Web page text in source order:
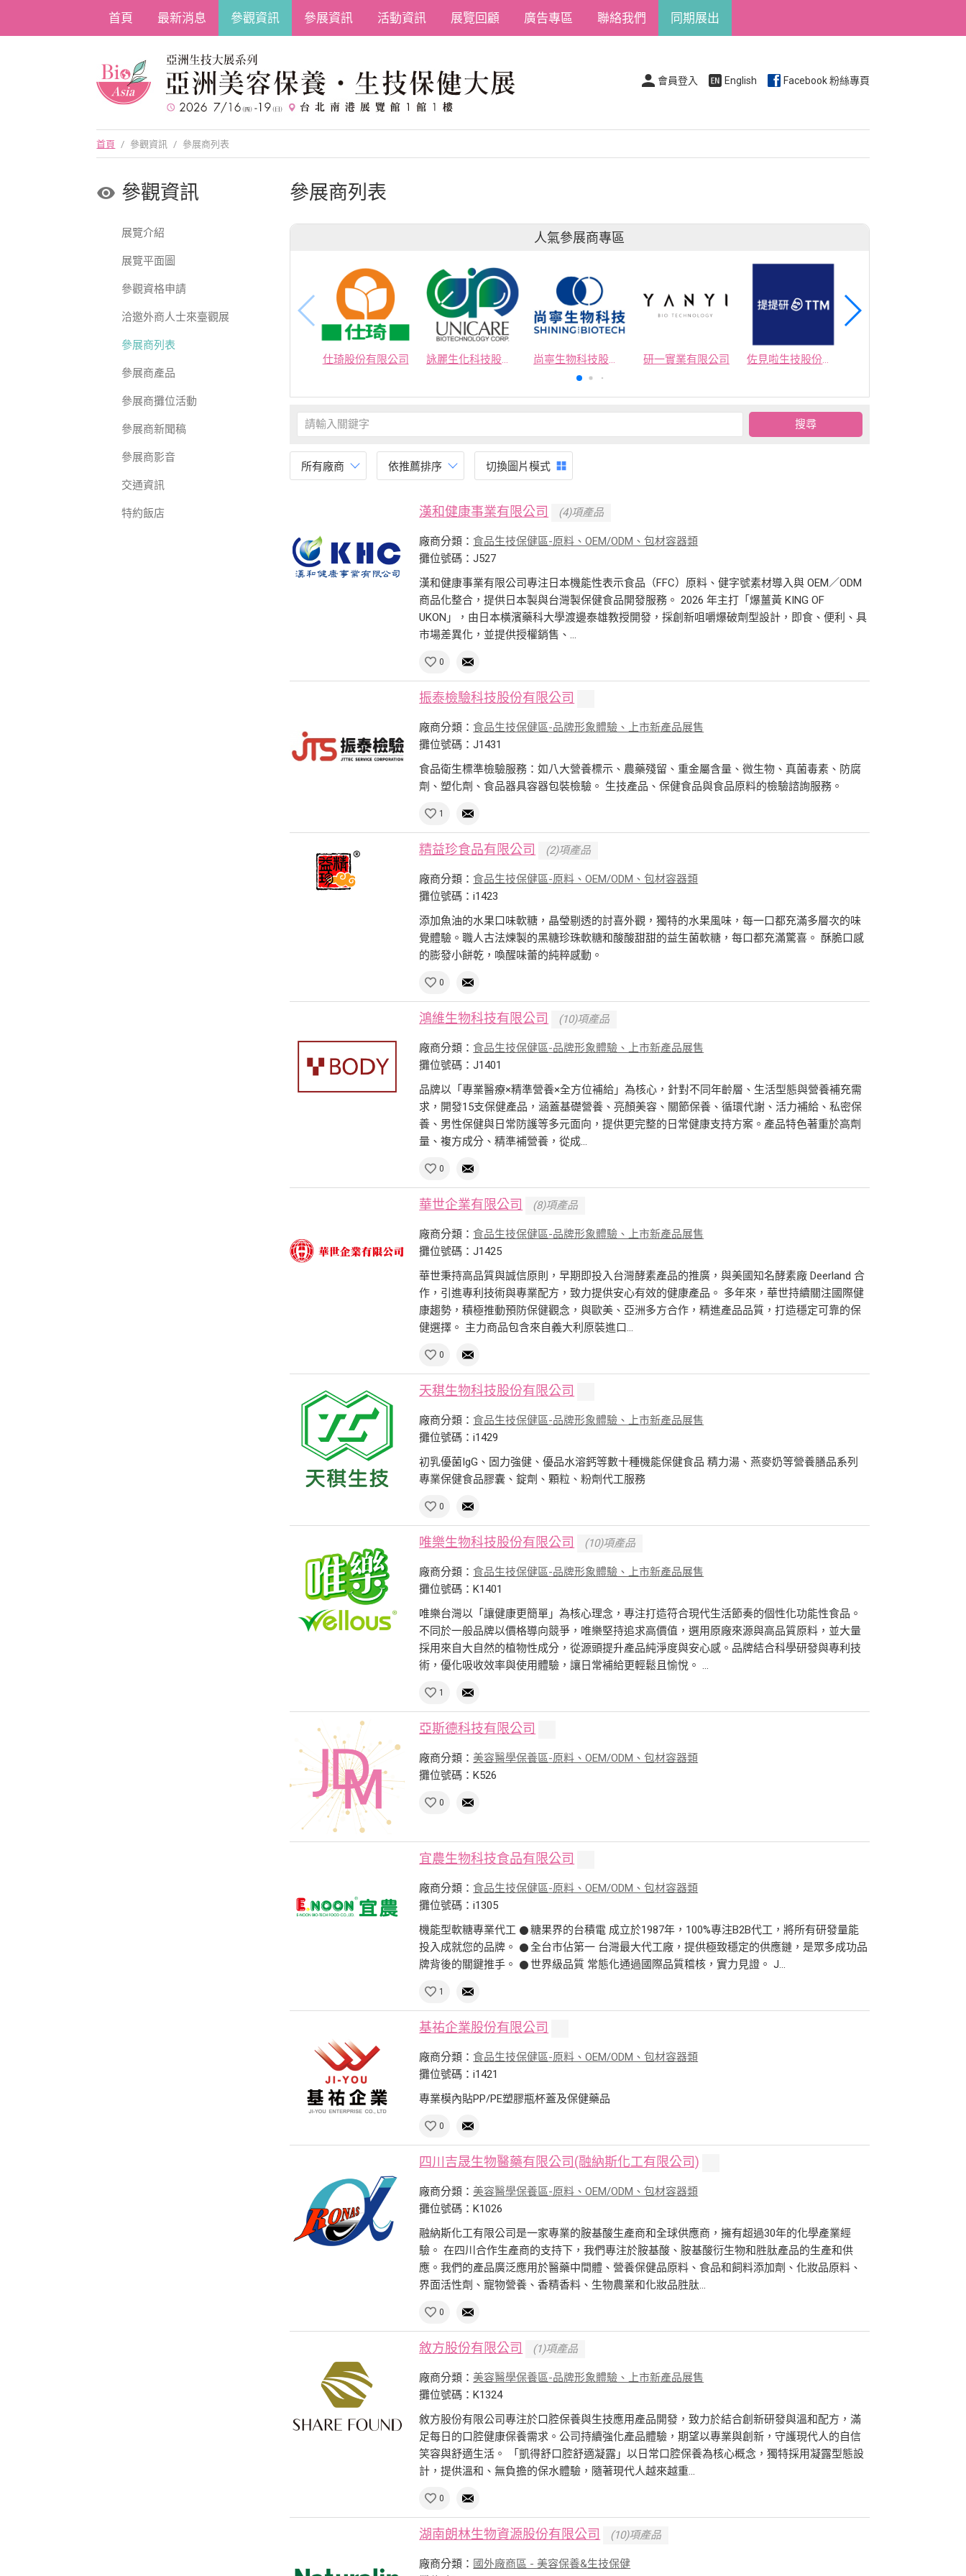
首頁 最新消息 參觀資訊 參展資訊 活動資訊 展覽回顧 廣告專區 聯絡我們 同期展出
會員登入 English Facebook 粉絲專頁
首頁 / 參觀資訊 / 參展商列表
參觀資訊
展覽介紹
展覽平面圖
參觀資格申請
洽邀外商人士來臺觀展
參展商列表
參展商產品
參展商攤位活動
參展商新聞稿
參展商影音
交通資訊
特約飯店
參展商列表
人氣參展商專區
仕琦股份有限公司 詠麗生化科技股份有限公司 尚寧生物科技股份有限公司 研一實業有限公司 佐見啦生技股份有限公司
所有廠商 依推薦排序 切換圖片模式
漢和健康事業有限公司 (4)項產品
廠商分類： 食品生技保健區-原料、OEM/ODM、包材容器類
攤位號碼：J527
漢和健康事業有限公司專注日本機能性表示食品（FFC）原料、健字號素材導入與 OEM／ODM
商品化整合，提供日本製與台灣製保健食品開發服務。 2026 年主打「爆薑黃 KING OF
UKON」，由日本橫濱藥科大學渡邊泰雄教授開發，採創新咀嚼爆破劑型設計，即食、便利、具
市場差異化，並提供授權銷售、...
0
振泰檢驗科技股份有限公司
廠商分類： 食品生技保健區-品牌形象體驗、上市新產品展售
攤位號碼：J1431
食品衛生標準檢驗服務：如八大營養標示、農藥殘留、重金屬含量、微生物、真菌毒素、防腐
劑、塑化劑、食品器具容器包裝檢驗。 生技產品、保健食品與食品原料的檢驗諮詢服務。
1
精益珍食品有限公司 (2)項產品
廠商分類： 食品生技保健區-原料、OEM/ODM、包材容器類
攤位號碼：i1423
添加魚油的水果口味軟糖，晶瑩剔透的討喜外觀，獨特的水果風味，每一口都充滿多層次的味
覺體驗。職人古法煉製的黑糖珍珠軟糖和酸酸甜甜的益生菌軟糖，每口都充滿驚喜。 酥脆口感
的膨發小餅乾，喚醒味蕾的純粹感動。
0
鴻維生物科技有限公司 (10)項產品
廠商分類： 食品生技保健區-品牌形象體驗、上市新產品展售
攤位號碼：J1401
品牌以「專業醫療×精準營養×全方位補給」為核心，針對不同年齡層、生活型態與營養補充需
求，開發15支保健產品，涵蓋基礎營養、亮顏美容、關節保養、循環代謝、活力補給、私密保
養、男性保健與日常防護等多元面向，提供更完整的日常健康支持方案。產品特色著重於高劑
量、複方成分、精準補營養，從成...
0
華世企業有限公司 (8)項產品
廠商分類： 食品生技保健區-品牌形象體驗、上市新產品展售
攤位號碼：J1425
華世秉持高品質與誠信原則，早期即投入台灣酵素產品的推廣，與美國知名酵素廠 Deerland 合
作，引進專利技術與專業配方，致力提供安心有效的健康產品。 多年來，華世持續關注國際健
康趨勢，積極推動預防保健觀念，與歐美、亞洲多方合作，精進產品品質，打造穩定可靠的保
健選擇。 主力商品包含來自義大利原裝進口...
0
天稘生物科技股份有限公司
廠商分類： 食品生技保健區-品牌形象體驗、上市新產品展售
攤位號碼：i1429
初乳優菌IgG、固力強健、優品水溶鈣等數十種機能保健食品 精力湯、燕麥奶等營養膳品系列
專業保健食品膠囊、錠劑、顆粒、粉劑代工服務
0
唯樂生物科技股份有限公司 (10)項產品
廠商分類： 食品生技保健區-品牌形象體驗、上市新產品展售
攤位號碼：K1401
唯樂台灣以「讓健康更簡單」為核心理念，專注打造符合現代生活節奏的個性化功能性食品。
不同於一般品牌以價格導向競爭，唯樂堅持追求高價值，選用原廠來源與高品質原料，並大量
採用來自大自然的植物性成分，從源頭提升產品純淨度與安心感。品牌結合科學研發與專利技
術，優化吸收效率與使用體驗，讓日常補給更輕鬆且愉悅。 ...
1
亞斯德科技有限公司
廠商分類：美容醫學保養區-原料、OEM/ODM、包材容器類
攤位號碼：K526
0
宜農生物科技食品有限公司
廠商分類： 食品生技保健區-原料、OEM/ODM、包材容器類
攤位號碼：i1305
機能型軟糖專業代工 𒊹糖果界的台積電 成立於1987年，100%專注B2B代工，將所有研發量能
投入成就您的品牌。 𒊹全台市佔第一 台灣最大代工廠，提供極致穩定的供應鏈，是眾多成功品
牌背後的關鍵推手。 𒊹世界級品質 常態化通過國際品質稽核，實力見證。 J...
1
基祐企業股份有限公司
廠商分類： 食品生技保健區-原料、OEM/ODM、包材容器類
攤位號碼：i1421
專業模內貼PP/PE塑膠瓶杯蓋及保健藥品
0
四川吉晟生物醫藥有限公司(融納斯化工有限公司)
廠商分類：美容醫學保養區-原料、OEM/ODM、包材容器類
攤位號碼：K1026
融納斯化工有限公司是一家專業的胺基酸生產商和全球供應商，擁有超過30年的化學產業經
驗。 在四川合作生產商的支持下，我們專注於胺基酸、胺基酸衍生物和胜肽產品的生產和供
應。我們的產品廣泛應用於醫藥中間體、營養保健品原料、食品和飼料添加劑、化妝品原料、
界面活性劑、寵物營養、香精香料、生物農業和化妝品胜肽...
0
敘方股份有限公司 (1)項產品
廠商分類：美容醫學保養區-品牌形象體驗、上市新產品展售
攤位號碼：K1324
敘方股份有限公司專注於口腔保養與生技應用產品開發，致力於結合創新研發與溫和配方，滿
足每日的口腔健康保養需求。公司持續強化產品體驗，期望以專業與創新，守護現代人的自信
笑容與舒適生活。 「凱得舒口腔舒適凝露」以日常口腔保養為核心概念，獨特採用凝露型態設
計，提供溫和、無負擔的保水體驗，隨著現代人越來越重...
0
湖南朗林生物資源股份有限公司 (10)項產品
廠商分類： 國外廠商區 - 美容保養&生技保健